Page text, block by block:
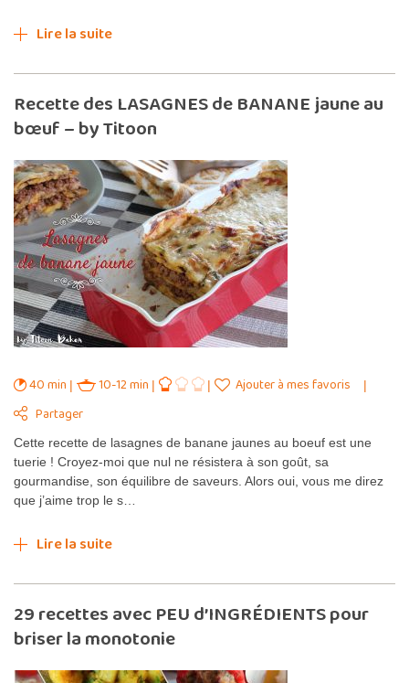
Lire la suite
Recette des LASAGNES de BANANE jaune au
bœuf – by Titoon
40 min 10-12 min
Ajouter à mes favoris
Partager
Cette recette de lasagnes de banane jaunes au boeuf est une
tuerie ! Croyez-moi que nul ne résistera à son goût, sa
gourmandise, son équilibre de saveurs. Alors oui, vous me direz
que j’aime trop le s…
Lire la suite
29 recettes avec PEU d’INGRÉDIENTS pour
briser la monotonie